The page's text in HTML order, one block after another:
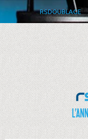
RSDOUBLAGE